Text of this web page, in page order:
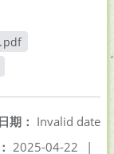
期： Invalid date
2025-04-22 |